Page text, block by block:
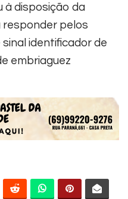
à disposição da
responder pelos
identificador de
embriaguez